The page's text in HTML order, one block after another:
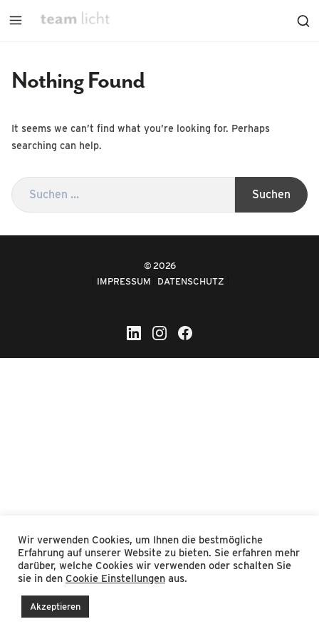
Nothing Found
It seems we can’t find what you’re looking for. Perhaps
searching can help.
2026
IMPRESSUM
DATENSCHUTZ
Wir verwenden Cookies, um Ihnen die bestmögliche
Erfahrung auf unserer Website zu bieten. Sie erfahren mehr
darüber, welche Cookies wir verwenden oder schalten Sie
sie in den Cookie Einstellungen aus.
Akzeptieren